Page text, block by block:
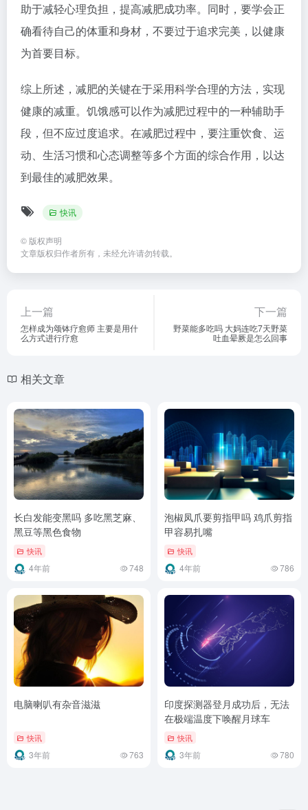
助于减轻心理负担，提高减肥成功率。同时，要学会正
确看待自己的体重和身材，不要过于追求完美，以健康
为首要目标。
综上所述，减肥的关键在于采用科学合理的方法，实现
健康的减重。饥饿感可以作为减肥过程中的一种辅助手
段，但不应过度追求。在减肥过程中，要注重饮食、运
动、生活习惯和心态调整等多个方面的综合作用，以达
到最佳的减肥效果。
快讯
© 版权声明
文章版权归作者所有，未经允许请勿转载。
上一篇
怎样成为颂钵疗愈师 主要是用什
么方式进行疗愈
下一篇
野菜能多吃吗 大妈连吃7天野菜
吐血晕厥是怎么回事
相关文章
长白发能变黑吗 多吃黑芝麻、
黑豆等黑色食物
快讯
4年前 748
泡椒凤爪要剪指甲吗 鸡爪剪指
甲容易扎嘴
快讯
4年前 786
电脑喇叭有杂音滋滋
快讯
3年前 763
印度探测器登月成功后，无法
在极端温度下唤醒月球车
快讯
3年前 780